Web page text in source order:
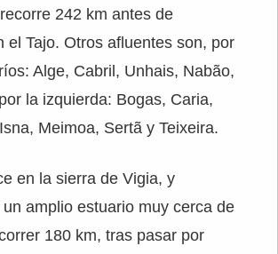
242 km antes de
el Tajo. Otros afluentes son, por
Alge, Cabril, Unhais, Nabão,
la izquierda: Bogas, Caria,
Meimoa, Sertã y Teixeira.
en la sierra de Vigia, y
amplio estuario muy cerca de
180 km, tras pasar por